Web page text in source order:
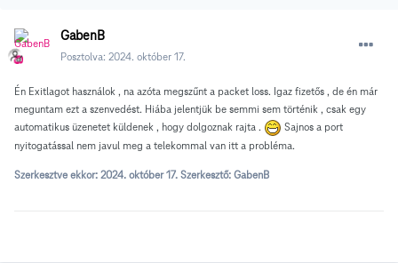
GabenB
Posztolva: 2024. október 17.
Én Exitlagot használok , na azóta megszűnt a packet loss. Igaz fizetős , de én már
meguntam ezt a szenvedést. Hiába jelentjük be semmi sem történik , csak egy
automatikus üzenetet küldenek , hogy dolgoznak rajta .
Sajnos a port
nyitogatással nem javul meg a telekommal van itt a probléma.
Szerkesztve ekkor: 2024. október 17. Szerkesztő: GabenB